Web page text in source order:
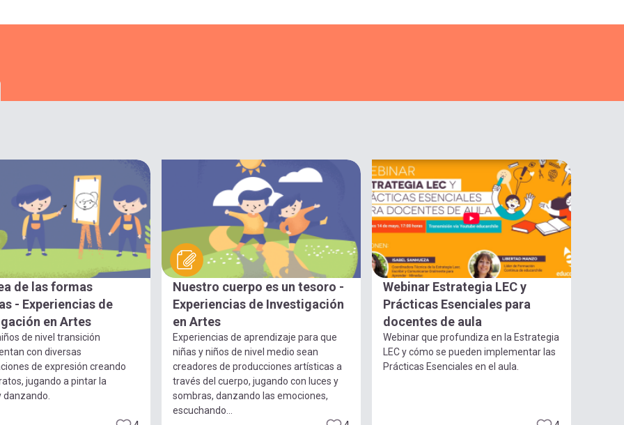
de las formas
- Experiencias de
en Artes
de nivel transición
con diversas
de expresión creando
jugando a pintar la
danzando.
Nuestro cuerpo es un tesoro -
Experiencias de Investigación
en Artes
Experiencias de aprendizaje para que
niñas y niños de nivel medio sean
creadores de producciones artísticas a
través del cuerpo, jugando con luces y
sombras, danzando las emociones,
escuchando...
Webinar Estrategia LEC y
Prácticas Esenciales para
docentes de aula
Webinar que profundiza en la Estrategia
LEC y cómo se pueden implementar las
Prácticas Esenciales en el aula.